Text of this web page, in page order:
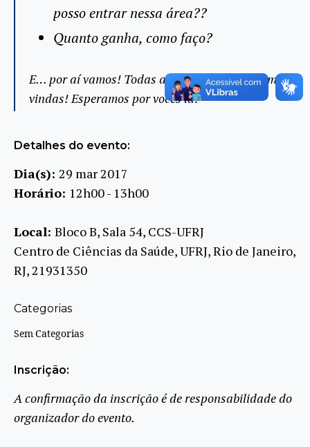
posso entrar nessa área??
Quanto ganha, como faço?
E… por aí vamos! Todas as colocações são bem
vindas! Esperamos por vocês lá!
Detalhes do evento:
Dia(s): 29 mar 2017
Horário: 12h00 - 13h00
Local: Bloco B, Sala 54, CCS-UFRJ
Centro de Ciências da Saúde, UFRJ, Rio de Janeiro,
RJ, 21931350
Categorias
Sem Categorias
Inscrição:
A confirmação da inscrição é de responsabilidade do
organizador do evento.